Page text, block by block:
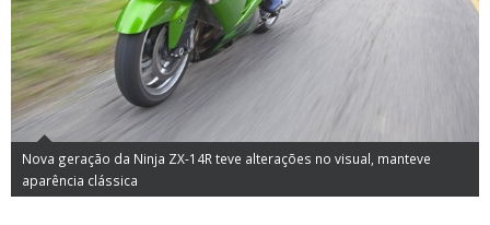
Nova geração da Ninja ZX-14R teve alterações no visual, manteve
aparência clássica